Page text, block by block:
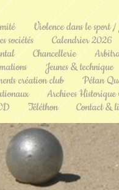
Violence dans le sport
sociétés
Calendrier 2026
Chancellerie
Jeunes & technique
création club
Pétan
Archives
Téléthon Contact &